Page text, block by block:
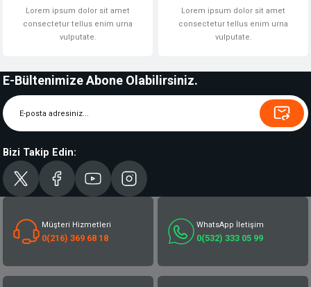
Lorem ipsum dolor sit amet
consectetur tellus enim urna
vulputate.
Lorem ipsum dolor sit amet
consectetur tellus enim urna
vulputate.
E-Bültenimize Abone Olabilirsiniz.
Bizi Takip Edin:
Müşteri Hizmetleri
0(216) 369 68 18
WhatsApp İletişim
0(532) 333 05 99